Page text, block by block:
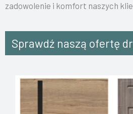
zadowolenie i komfort naszych
Sprawdź naszą ofertę